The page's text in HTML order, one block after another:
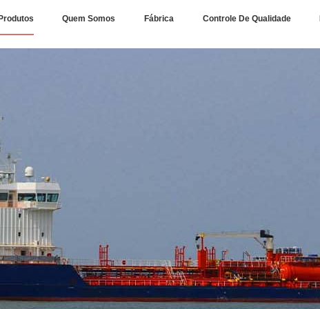
Quem Somos Fábrica Controle De Qualidade